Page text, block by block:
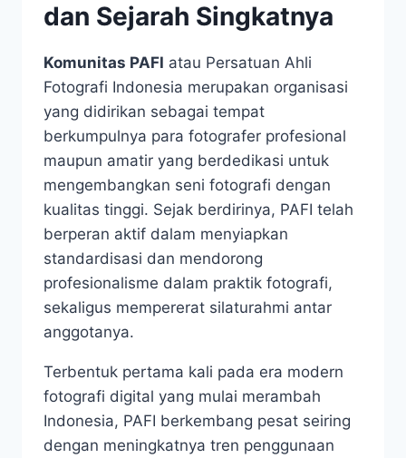
dan Sejarah Singkatnya
Komunitas PAFI atau Persatuan Ahli
Fotografi Indonesia merupakan organisasi
yang didirikan sebagai tempat
berkumpulnya para fotografer profesional
maupun amatir yang berdedikasi untuk
mengembangkan seni fotografi dengan
kualitas tinggi. Sejak berdirinya, PAFI telah
berperan aktif dalam menyiapkan
standardisasi dan mendorong
profesionalisme dalam praktik fotografi,
sekaligus mempererat silaturahmi antar
anggotanya.
Terbentuk pertama kali pada era modern
fotografi digital yang mulai merambah
Indonesia, PAFI berkembang pesat seiring
dengan meningkatnya tren penggunaan